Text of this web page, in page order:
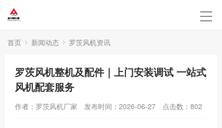
首页 新闻动态 罗茨风机资讯
罗茨风机整机及配件｜上门安装调试 一站式
风机配套服务
作者：罗茨风机厂家 发布时间：2026-06-27 点击数： 802